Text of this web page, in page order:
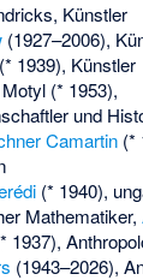
, Künstler
(1927–2006),
1939), Künstler
(* 1953),
und
Camartin(*
(* 1940),
Mathematiker,
1937),
(1943–2026),